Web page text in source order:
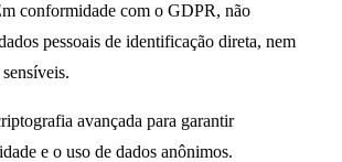
conformidade com o GDPR, não
pessoais de identificação direta, nem
avançada para garantir
e o uso de dados anônimos.